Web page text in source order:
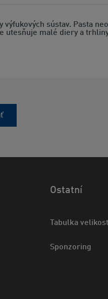
sústav. Pasta
utesňuje malé diery a
Ostatní
Tabulka
Sponzoring